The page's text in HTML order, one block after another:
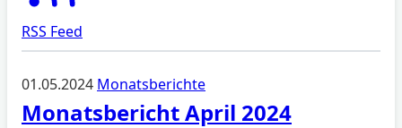
RSS Feed
01.05.2024 Monatsberichte
Monatsbericht April 2024